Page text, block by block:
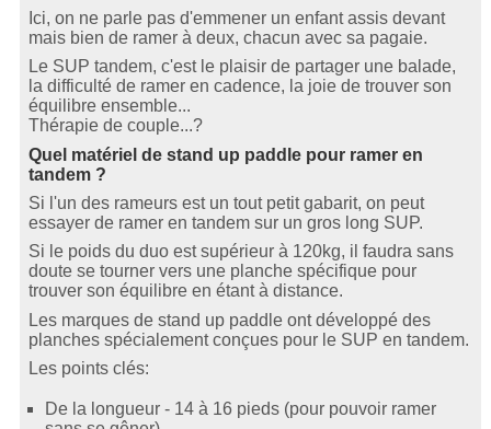
Ici, on ne parle pas d'emmener un enfant assis devant
mais bien de ramer à deux, chacun avec sa pagaie.
Le SUP tandem, c'est le plaisir de partager une balade,
la difficulté de ramer en cadence, la joie de trouver son
équilibre ensemble...
Thérapie de couple...?
Quel matériel de stand up paddle pour ramer en
tandem ?
Si l'un des rameurs est un tout petit gabarit, on peut
essayer de ramer en tandem sur un gros long SUP.
Si le poids du duo est supérieur à 120kg, il faudra sans
doute se tourner vers une planche spécifique pour
trouver son équilibre en étant à distance.
Les marques de stand up paddle ont développé des
planches spécialement conçues pour le SUP en tandem.
Les points clés:
De la longueur - 14 à 16 pieds (pour pouvoir ramer